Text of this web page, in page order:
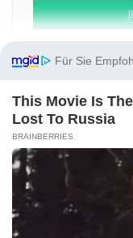
Aktien ATX DAX
Clean Seas Seafood
Registered Shs
Kontakt
Für Sie
This Movie Is
Lost To Russia
BRAINBERRIES